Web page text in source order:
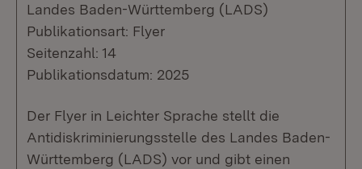
Landes Baden-Württemberg (LADS)
Publikationsart: Flyer
Seitenzahl: 14
Publikationsdatum: 2025
Der Flyer in Leichter Sprache stellt die
Antidiskriminierungsstelle des Landes Baden-
Württemberg (LADS) vor und gibt einen